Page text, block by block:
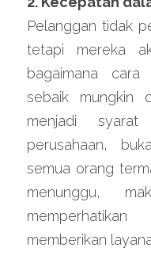
Pelanggan tidak
tetapi mereka
bagaimana
sebaik mungkin
menjadi
perusahaan,
semua orang
menunggu,
memberikan